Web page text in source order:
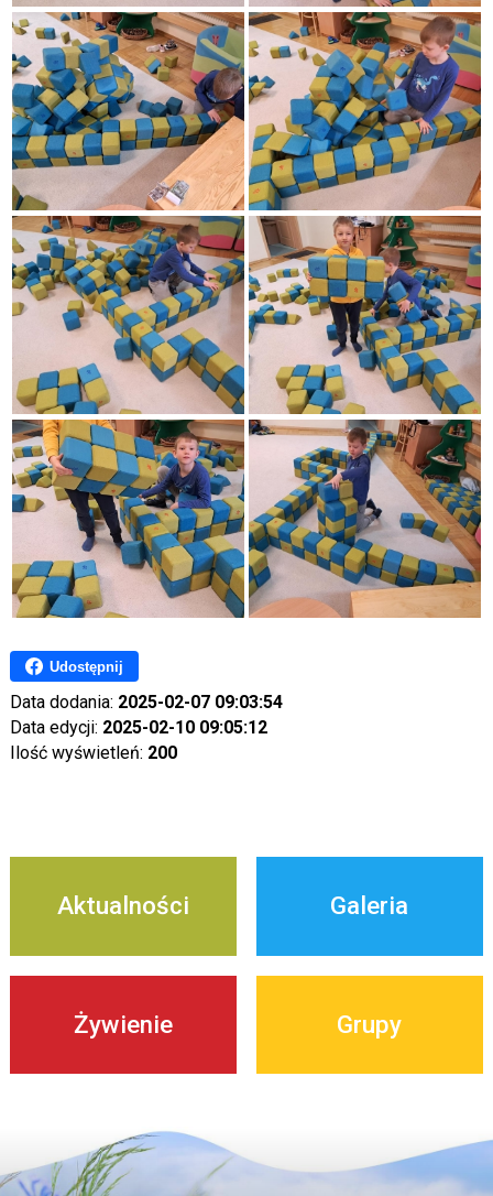
Udostępnij
Data dodania: 2025-02-07 09:03:54
Data edycji: 2025-02-10 09:05:12
Ilość wyświetleń: 200
Aktualności Galeria
Żywienie Grupy